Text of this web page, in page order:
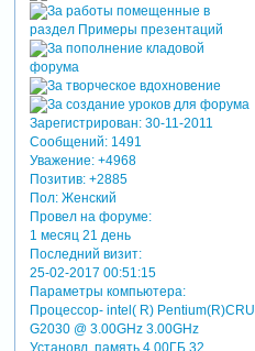
Зарегистрирован: 30-11-2011
Сообщений:1491
Уважение: +4968
Позитив: +2885
Пол:Женский
Провел на форуме:
1 месяц 21 день
Последний визит:
25-02-2017 00:51:15
Параметры компьютера:
Процессор- intel( R) Pentium(R)CRU
G2030 @ 3.00GHz 3.00GHz
Установл. память 4.00ГБ 32